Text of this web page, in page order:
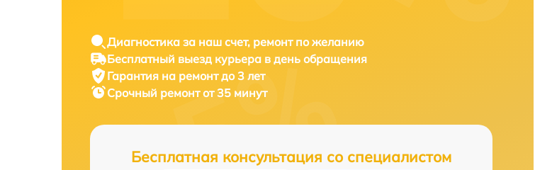
Диагностика за наш счет, ремонт по желанию
Бесплатный выезд курьера в день обращения
Гарантия на ремонт до 3 лет
Срочный ремонт от 35 минут
Бесплатная консультация со специалистом